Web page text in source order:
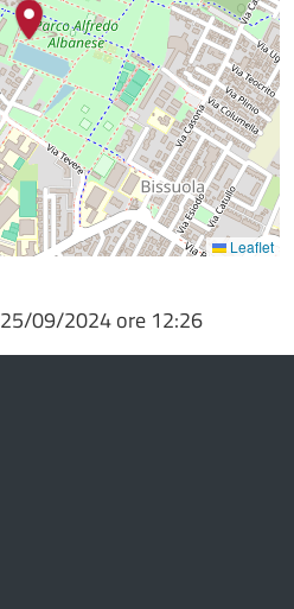
Leaflet
25/09/2024 ore 12:26